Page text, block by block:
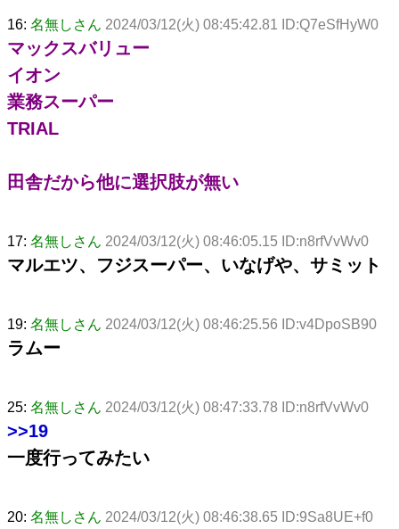
16: 名無しさん 2024/03/12(火) 08:45:42.81 ID:Q7eSfHyW0
マックスバリュー
イオン
業務スーパー
TRIAL
田舎だから他に選択肢が無い
17: 名無しさん 2024/03/12(火) 08:46:05.15 ID:n8rfVvWv0
マルエツ、フジスーパー、いなげや、サミット
19: 名無しさん 2024/03/12(火) 08:46:25.56 ID:v4DpoSB90
ラムー
25: 名無しさん 2024/03/12(火) 08:47:33.78 ID:n8rfVvWv0
>>19
一度行ってみたい
20: 名無しさん 2024/03/12(火) 08:46:38.65 ID:9Sa8UE+f0